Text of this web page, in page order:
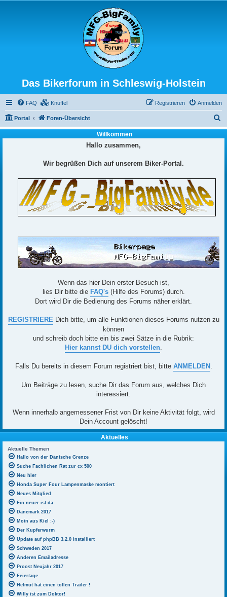
Das Bikerforum in Schleswig-Holstein
FAQ Knuffel Anmelden
Registrieren
Portal Foren-Übersicht
u
Willkommen
Hallo zusammen,
Wir begrüßen Dich auf unserem Biker-Portal.
Wenn das hier Dein erster Besuch ist,
lies Dir bitte die FAQ's(Hilfe des Forums) durch.
Dort wird Dir die Bedienung des Forums näher erklärt.
REGISTRIEREDich bitte, um alle Funktionen dieses Forums nutzen zu
können
und schreib doch bitte ein bis zwei Sätze in die Rubrik:
Hier kannst DU dich vorstellen.
Falls Du bereits in diesem Forum registriert bist, bitte ANMELDEN .
Um Beiträge zu lesen, suche Dir das Forum aus, welches Dich
interessiert.
Wenn innerhalb angemessener Frist von Dir keine Aktivität folgt, wird
Dein Account gelöscht!
Aktuelles
Aktuelle Themen
Hallo von der Dänische Grenze
Suche Fachlichen Rat zur cx 500
Neu hier
Honda Super Four Lampenmaske montiert
Neues Mitglied
Ein neuer ist da
Dänemark 2017
Moin aus Kiel :-)
Der Kupferwurm
Update auf phpBB 3.2.0 installiert
Schweden 2017
Anderen Emailadresse
Proost Neujahr 2017
Feiertage
Helmut hat einen tollen Trailer !
Willy ist zum Doktor!